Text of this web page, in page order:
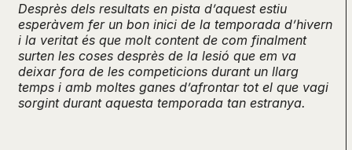
Desprès dels resultats en pista d’aquest estiu
esperàvem fer un bon inici de la temporada d’hivern
i la veritat és que molt content de com finalment
surten les coses desprès de la lesió que em va
deixar fora de les competicions durant un llarg
temps i amb moltes ganes d’afrontar tot el que vagi
sorgint durant aquesta temporada tan estranya.